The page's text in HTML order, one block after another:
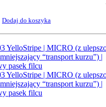
Dodaj do koszyka